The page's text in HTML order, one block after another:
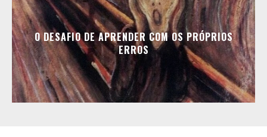
O DESAFIO DE APRENDER COM OS PRÓPRIOS
ERROS